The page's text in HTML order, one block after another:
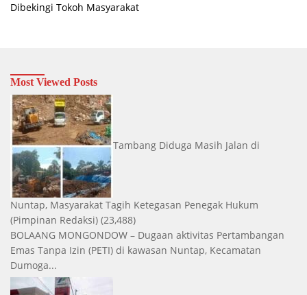
Dibekingi Tokoh Masyarakat
Most Viewed Posts
Tambang Diduga Masih Jalan di
Nuntap, Masyarakat Tagih Ketegasan Penegak Hukum
(Pimpinan Redaksi) (23,488)
BOLAANG MONGONDOW – Dugaan aktivitas Pertambangan
Emas Tanpa Izin (PETI) di kawasan Nuntap, Kecamatan
Dumoga...